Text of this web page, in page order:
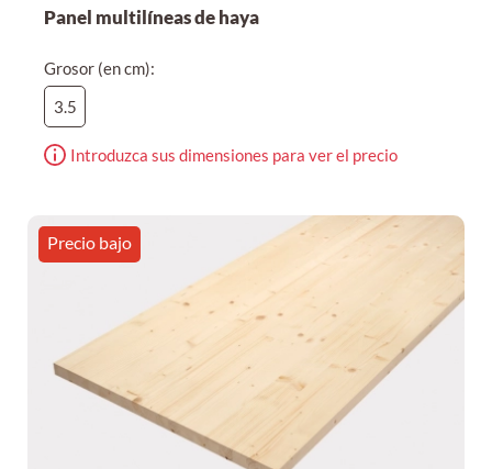
Panel multilíneas de haya
Grosor (en cm):
3.5
Introduzca sus dimensiones para ver el precio
Precio bajo